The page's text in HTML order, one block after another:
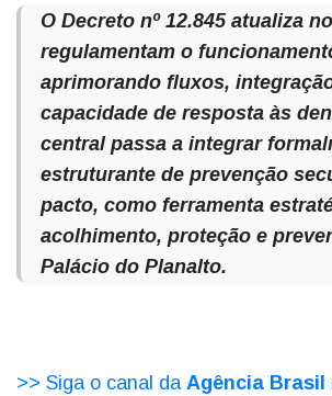
O Decreto nº 12.845 atualiza
regulamentam o
aprimorando fluxos,
capacidade de resposta às
central passa a integrar
estruturante de prevenção
pacto, como ferramenta
acolhimento, proteção e
Palácio do Planalto.
>> Siga o canal da Agência Brasil